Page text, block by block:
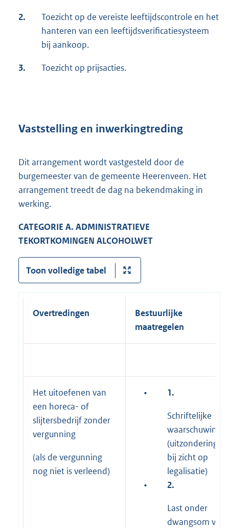
2.
Toezicht op de vereiste leeftijdscontrole en het
hanteren van een leeftijdsverificatiesysteem
bij aankoop.
3. Toezicht op prijsacties.
Vaststelling en inwerkingtreding
Dit arrangement wordt vastgesteld door de
burgemeester van de gemeente Heerenveen. Het
arrangement treedt de dag na bekendmaking in
werking.
CATEGORIE A. ADMINISTRATIEVE
TEKORTKOMINGEN ALCOHOLWET
Toon volledige tabel
Overtredingen
Bestuurlijke
maatregelen
Het uitoefenen van
een horeca- of
slijtersbedrijf zonder
vergunning
(als de vergunning
nog niet is verleend)
• 1.
Schriftelijke
waarschuwing
(uitzondering
bij zicht op
legalisatie)
•
2.
Last onder
dwangsom van